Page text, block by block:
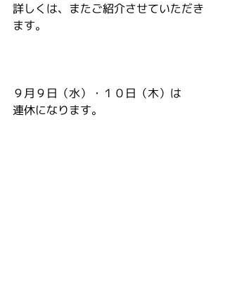
詳しくは、またご紹介させていただき
ます。
９月９日（水）・１０日（木）は
連休になります。